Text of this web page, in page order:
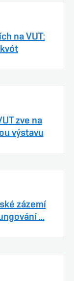
na VUT:
zve na
výstavu
zázemí
...